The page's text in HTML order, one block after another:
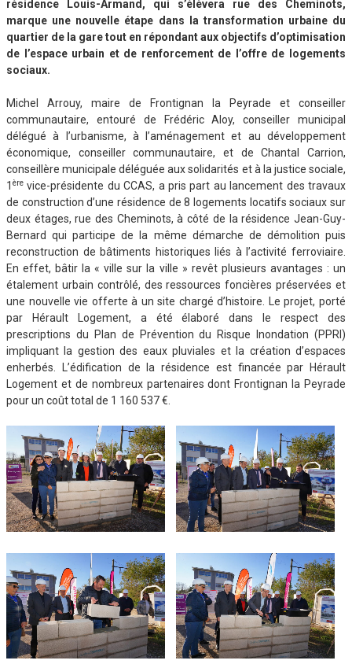
résidence Louis-Armand, qui s’élèvera rue des Cheminots,
marque une nouvelle étape dans la transformation urbaine du
quartier de la gare tout en répondant aux objectifs d’optimisation
de l’espace urbain et de renforcement de l’offre de logements
sociaux.
Michel Arrouy, maire de Frontignan la Peyrade et conseiller
communautaire, entouré de Frédéric Aloy, conseiller municipal
délégué à l’urbanisme, à l’aménagement et au développement
économique, conseiller communautaire, et de Chantal Carrion,
conseillère municipale déléguée aux solidarités et à la justice sociale,
1 ère vice-présidente du CCAS, a pris part au lancement des travaux
de construction d’une résidence de 8 logements locatifs sociaux sur
deux étages, rue des Cheminots, à côté de la résidence Jean-Guy-
Bernard qui participe de la même démarche de démolition puis
reconstruction de bâtiments historiques liés à l’activité ferroviaire.
En effet, bâtir la « ville sur la ville » revêt plusieurs avantages : un
étalement urbain contrôlé, des ressources foncières préservées et
une nouvelle vie offerte à un site chargé d’histoire. Le projet, porté
par Hérault Logement, a été élaboré dans le respect des
prescriptions du Plan de Prévention du Risque Inondation (PPRI)
impliquant la gestion des eaux pluviales et la création d’espaces
enherbés. L’édification de la résidence est financée par Hérault
Logement et de nombreux partenaires dont Frontignan la Peyrade
pour un coût total de 1 160 537 €.